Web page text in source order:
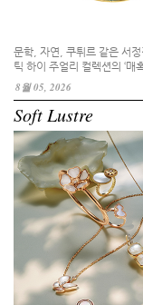
문학, 자연, 쿠튀르 같은 서
틱 하이 주얼리 컬렉션의 ‘
8월 05, 2026
Soft Lustre